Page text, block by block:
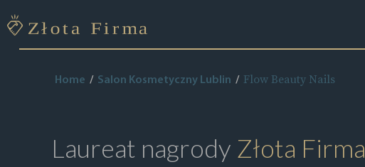
Home Salon Kosmetyczny Lublin Flow Beauty Nails
Laureat nagrody Złota Firma